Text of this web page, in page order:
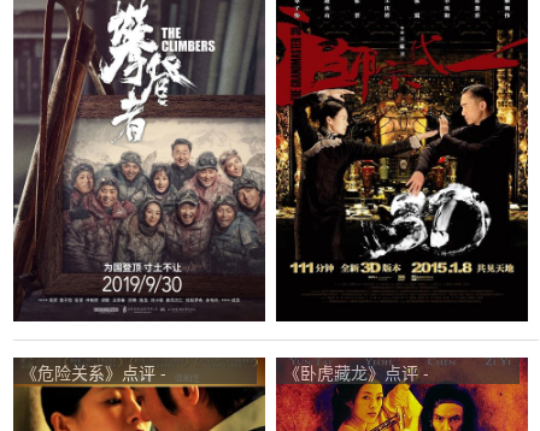
Climbers观众点评及剧本
- The Grandmaster网友评价
《危险关系》点评 -
Dangerous Liaisons网友评价
《卧虎藏龙》点评 -
Crouching Tiger, Hidden